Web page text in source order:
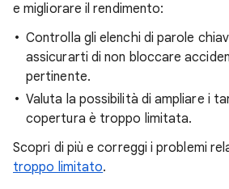
e migliorare il rendimento:
Controlla gli elenchi di parole
assicurarti di non bloccare
pertinente.
Valuta la possibilità di ampliare i
copertura è troppo limitata.
Scopri di più e correggi i problemi
troppo limitato.